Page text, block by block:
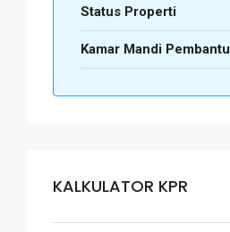
Status Properti
Kamar Mandi Pembantu
KALKULATOR KPR